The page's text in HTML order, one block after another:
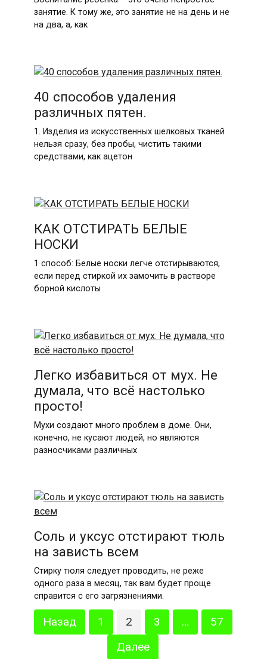
занятие. К тому же, это занятие не на день и не
на два, а, как
40 способов удаления
различных пятен.
1. Изделия из искусственных шелковых тканей
нельзя сразу, без пробы, чистить такими
средствами, как ацетон
КАК ОТСТИРАТЬ БЕЛЫЕ
НОСКИ
1 способ: Белые носки легче отстирываются,
если перед стиркой их замочить в растворе
борной кислоты
Легко избавиться от мух. Не
думала, что всё настолько
просто!
Мухи создают много проблем в доме. Они,
конечно, не кусают людей, но являются
разносчиками различных
Соль и уксус отстирают тюль
на зависть всем
Стирку тюля следует проводить, не реже
одного раза в месяц, так вам будет проще
справится с его загрязнениями.
ПагинацияНазад 1 2 3 …
57
Далее